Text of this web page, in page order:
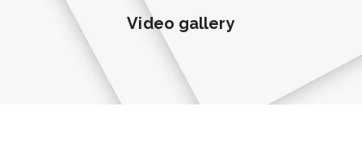
Video gallery